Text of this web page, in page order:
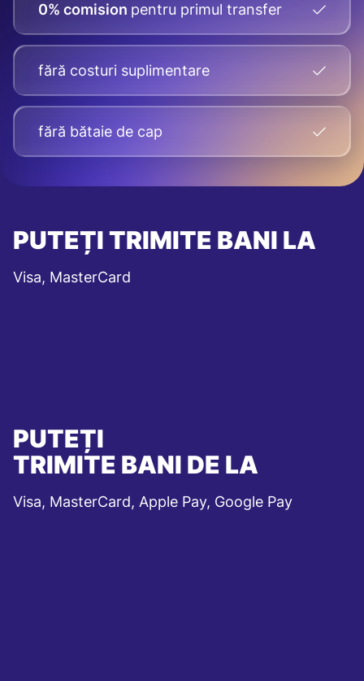
0% comision pentru primul transfer
fără costuri suplimentare
fără bătaie de cap
PUTEȚI TRIMITE BANI LA
Visa, MasterCard
PUTEȚI
TRIMITE BANI DE LA
Visa, MasterCard, Apple Pay, Google Pay